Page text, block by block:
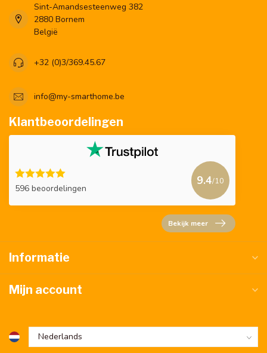
Sint-Amandsesteenweg 382
2880 Bornem
België
+32 (0)3/369.45.67
info@my-smarthome.be
Klantbeoordelingen
596 beoordelingen
9.4/10
Bekijk meer
Informatie
Mijn account